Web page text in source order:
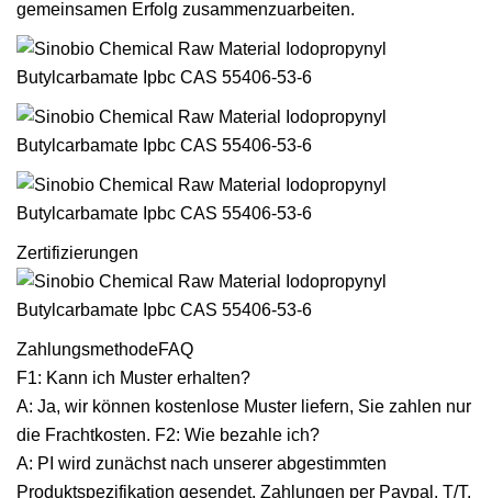
gemeinsamen Erfolg zusammenzuarbeiten.
Zertifizierungen
ZahlungsmethodeFAQ
F1: Kann ich Muster erhalten?
A: Ja, wir können kostenlose Muster liefern, Sie zahlen nur
die Frachtkosten. F2: Wie bezahle ich?
A: PI wird zunächst nach unserer abgestimmten
Produktspezifikation gesendet. Zahlungen per Paypal, T/T,